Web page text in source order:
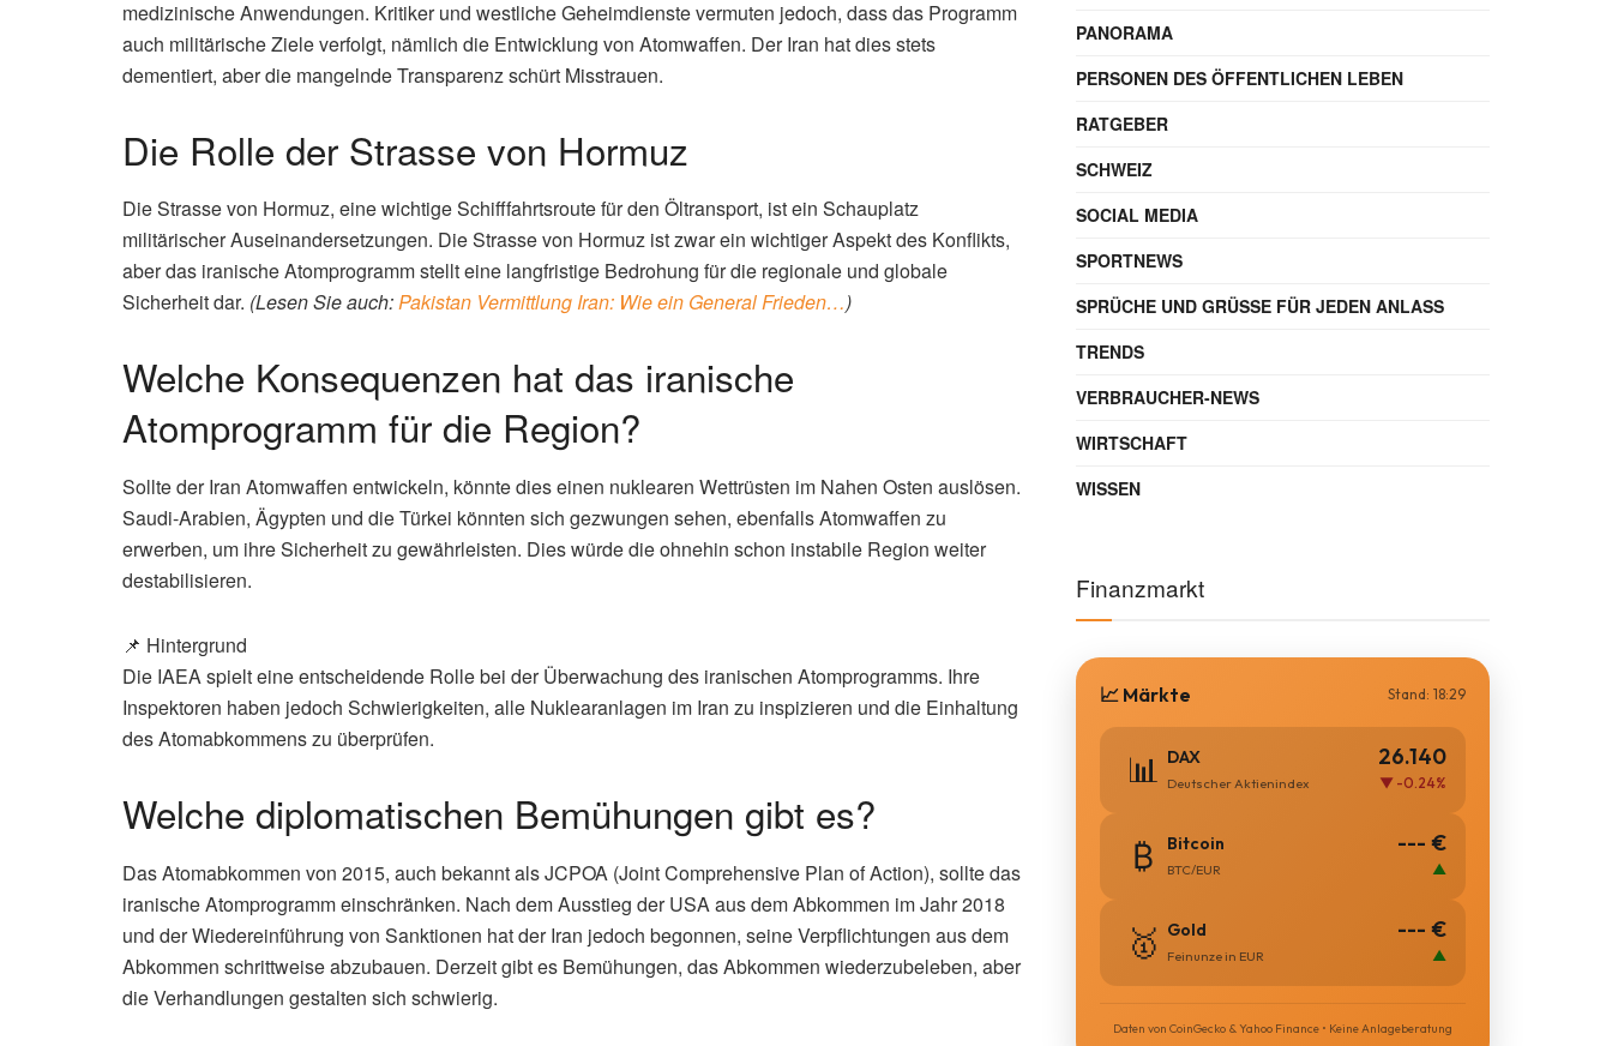
medizinische Anwendungen. Kritiker und westliche Geheimdienste vermuten jedoch, dass das Programm
auch militärische Ziele verfolgt, nämlich die Entwicklung von Atomwaffen. Der Iran hat dies stets
dementiert, aber die mangelnde Transparenz schürt Misstrauen.
Die Rolle der Strasse von Hormuz
Die Strasse von Hormuz, eine wichtige Schifffahrtsroute für den Öltransport, ist ein Schauplatz
militärischer Auseinandersetzungen. Die Strasse von Hormuz ist zwar ein wichtiger Aspekt des Konflikts,
aber das iranische Atomprogramm stellt eine langfristige Bedrohung für die regionale und globale
Sicherheit dar. (Lesen Sie auch:Pakistan Vermittlung Iran: Wie ein General Frieden…)
Welche Konsequenzen hat das iranische
Atomprogramm für die Region?
Sollte der Iran Atomwaffen entwickeln, könnte dies einen nuklearen Wettrüsten im Nahen Osten auslösen.
Saudi-Arabien, Ägypten und die Türkei könnten sich gezwungen sehen, ebenfalls Atomwaffen zu
erwerben, um ihre Sicherheit zu gewährleisten. Dies würde die ohnehin schon instabile Region weiter
destabilisieren.
📌 Hintergrund
Die IAEA spielt eine entscheidende Rolle bei der Überwachung des iranischen Atomprogramms. Ihre
Inspektoren haben jedoch Schwierigkeiten, alle Nuklearanlagen im Iran zu inspizieren und die Einhaltung
des Atomabkommens zu überprüfen.
Welche diplomatischen Bemühungen gibt es?
Das Atomabkommen von 2015, auch bekannt als JCPOA (Joint Comprehensive Plan of Action), sollte das
iranische Atomprogramm einschränken. Nach dem Ausstieg der USA aus dem Abkommen im Jahr 2018
und der Wiedereinführung von Sanktionen hat der Iran jedoch begonnen, seine Verpflichtungen aus dem
Abkommen schrittweise abzubauen. Derzeit gibt es Bemühungen, das Abkommen wiederzubeleben, aber
die Verhandlungen gestalten sich schwierig.
PANORAMA
PERSONEN DES ÖFFENTLICHEN LEBEN
RATGEBER
SCHWEIZ
SOCIAL MEDIA
SPORTNEWS
SPRÜCHE UND GRÜSSE FÜR JEDEN ANLASS
TRENDS
VERBRAUCHER-NEWS
WIRTSCHAFT
WISSEN
Finanzmarkt
📈 Märkte Stand: 18:29
📊 DAX
Deutscher Aktienindex
26.140
▼ -0.24%
₿ Bitcoin
BTC/EUR
--- €
▲
🥇 Gold
Feinunze in EUR
--- €
▲
Daten von CoinGecko & Yahoo Finance • Keine Anlageberatung